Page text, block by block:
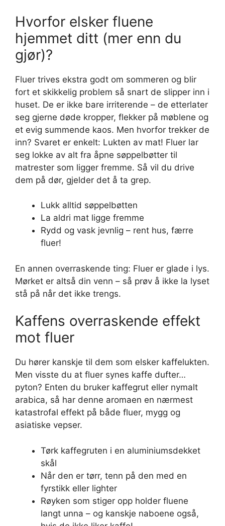
Hvorfor elsker fluene
hjemmet ditt (mer enn du
gjør)?
Fluer trives ekstra godt om sommeren og blir
fort et skikkelig problem så snart de slipper inn i
huset. De er ikke bare irriterende – de etterlater
seg gjerne døde kropper, flekker på møblene og
et evig summende kaos. Men hvorfor trekker de
inn? Svaret er enkelt: Lukten av mat! Fluer lar
seg lokke av alt fra åpne søppelbøtter til
matrester som ligger fremme. Så vil du drive
dem på dør, gjelder det å ta grep.
Lukk alltid søppelbøtten
La aldri mat ligge fremme
Rydd og vask jevnlig – rent hus, færre
fluer!
En annen overraskende ting: Fluer er glade i lys.
Mørket er altså din venn – så prøv å ikke la lyset
stå på når det ikke trengs.
Kaffens overraskende effekt
mot fluer
Du hører kanskje til dem som elsker kaffelukten.
Men visste du at fluer synes kaffe dufter…
pyton? Enten du bruker kaffegrut eller nymalt
arabica, så har denne aromaen en nærmest
katastrofal effekt på både fluer, mygg og
asiatiske vepser.
Tørk kaffegruten i en aluminiumsdekket
skål
Når den er tørr, tenn på den med en
fyrstikk eller lighter
Røyken som stiger opp holder fluene
langt unna – og kanskje naboene også,